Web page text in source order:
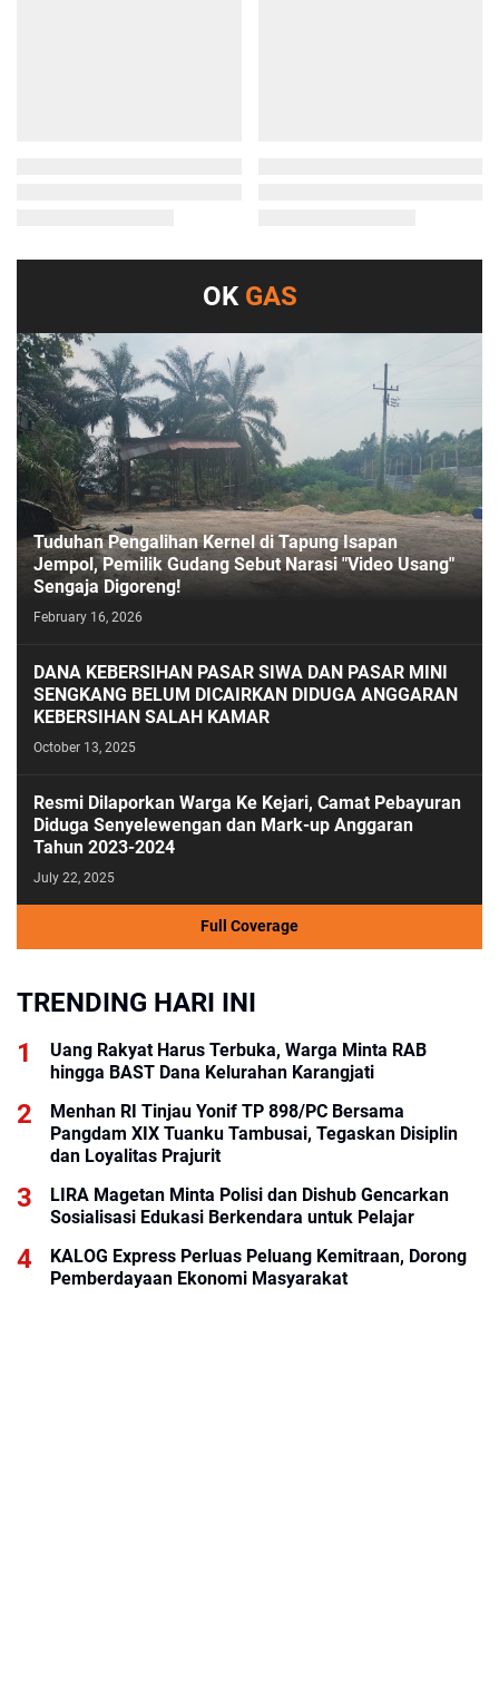
OK GAS
Tuduhan Pengalihan Kernel di Tapung Isapan
Jempol, Pemilik Gudang Sebut Narasi "Video Usang"
Sengaja Digoreng!
February 16, 2026
DANA KEBERSIHAN PASAR SIWA DAN PASAR MINI
SENGKANG BELUM DICAIRKAN DIDUGA ANGGARAN
KEBERSIHAN SALAH KAMAR
October 13, 2025
Resmi Dilaporkan Warga Ke Kejari, Camat Pebayuran
Diduga Senyelewengan dan Mark-up Anggaran
Tahun 2023-2024
July 22, 2025
Full Coverage
TRENDING HARI INI
Uang Rakyat Harus Terbuka, Warga Minta RAB
hingga BAST Dana Kelurahan Karangjati
Menhan RI Tinjau Yonif TP 898/PC Bersama
Pangdam XIX Tuanku Tambusai, Tegaskan Disiplin
dan Loyalitas Prajurit
LIRA Magetan Minta Polisi dan Dishub Gencarkan
Sosialisasi Edukasi Berkendara untuk Pelajar
KALOG Express Perluas Peluang Kemitraan, Dorong
Pemberdayaan Ekonomi Masyarakat